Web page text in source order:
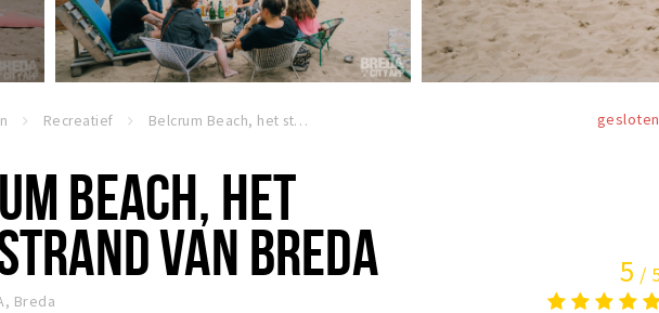
Recreatief Belcrum Beach, het stadsstrand van Breda gesloten
BEACH, HET
VAN BREDA
, Breda
5 /